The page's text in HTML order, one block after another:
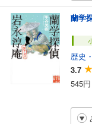
蘭学
歴史
3.7
545